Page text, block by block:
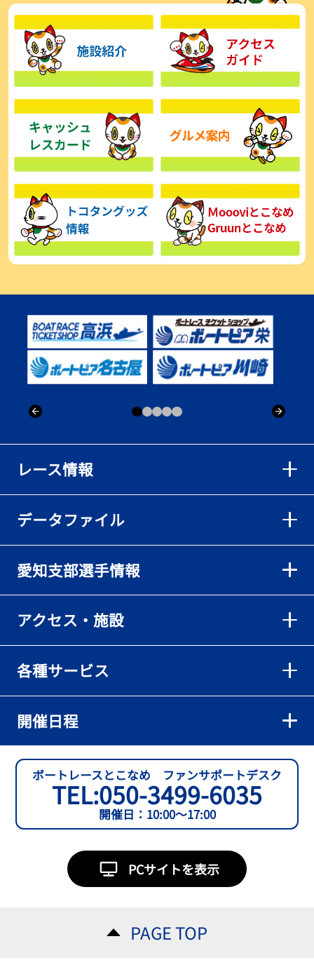
2026年08月03日
【とこなめボート】広瀬凜は準優で見つかった課題の克服へ「結果
的に１着を取れればいい」
2026年08月03日
【とこなめボート】西丸敦基が未勝利では終われない「最終日頑張
る」
2026年08月03日
【とこなめボート ルーキーシリーズ】広瀬凜 6位で予選突破「勝負
2026年08月02日
【とこなめボート 日野未来コラム とこなめミライ予想図】トコタン
お誕生日おめでとう！
2026年08月02日
んでもらったし、恩返しをしたいです」～とこなめルーキーＳ
【常滑ボート・ルーキーＳ】荒木颯斗 予選９位でセミファイナル進
出「そろそろ優勝したい」
2026年08月02日
回りは良くなった」／常滑 - 日刊スポーツ
【ボートレース】島川海輝が逃げ切って準優勝負駆け成功、準優は
伸び意識の調整で／常滑 - 日刊スポーツ
【ボートレース】地元の荒木颯斗が有言実行の予選突破「そろそろ
2026年08月02日
【とこなめボート】出足抜群の篠原晟弥だが「叩き変える可能性も
ある」と思案顔
【とこなめボート】準優６枠の西川拓利は「チルトを跳ねる可能性
もあります」
2026年08月02日
【とこなめボート ルーキーシリーズ第15戦】石渡翔一郎 内枠狙うぞ
「足は厳しかったけど、４日目につながって良かった」～とこなめ
2026年08月01日
レース情報
データファイル
愛知支部選手情報
アクセス・施設
各種サービス
開催日程
ボートレースとこなめ ファンサポートデスク
TEL:050-3499-6035
開催日：10:00～17:00
PCサイトを表示
PAGE TOP